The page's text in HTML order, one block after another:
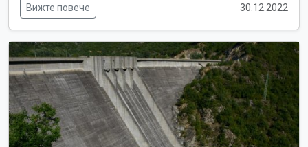
Вижте повече 30.12.2022